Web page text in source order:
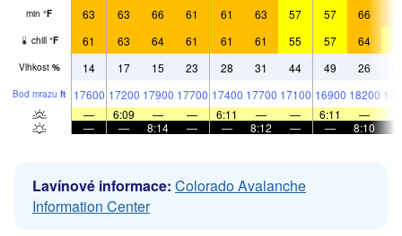
min °F 63 63 66 61 61 63 57 57 66
chill °F 61 63 64 61 61 61 55 57 64
Vlhkost % 14 17 15 23 28 31 44 49 26
Bod mrazu ft 17600 17200 17900 17700 17400 17700 17100 16900 18200
—
6:09 — — 6:11 — — 6:11 —
—
— 8:14 — — 8:12 — — 8:10
Lavínové informace: Colorado Avalanche
Information Center